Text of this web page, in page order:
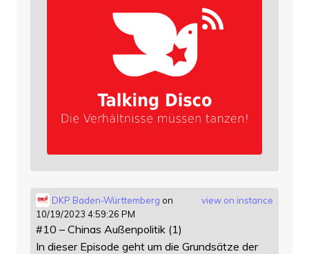
view on instance
DKP Baden-Württemberg on
10/19/2023 4:59:26 PM
#10 – Chinas Außenpolitik (1)
In dieser Episode geht um die Grundsätze der